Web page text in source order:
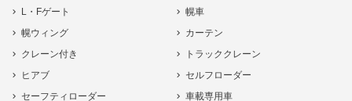
L・Fゲート
幌車
幌ウィング
カーテン
クレーン付き
トラッククレーン
ヒアブ
セルフローダー
セーフティローダー
車載専用車